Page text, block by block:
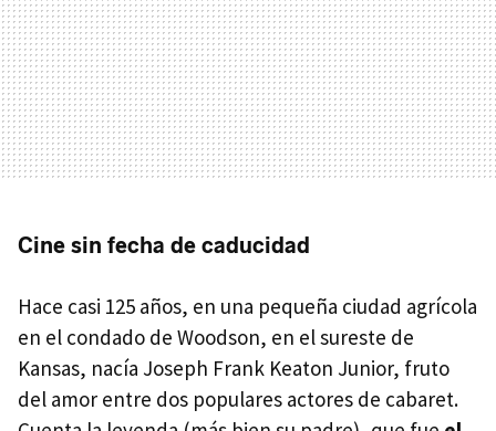
Cine sin fecha de caducidad
Hace casi 125 años, en una pequeña ciudad agrícola
en el condado de Woodson, en el sureste de
Kansas, nacía Joseph Frank Keaton Junior, fruto
del amor entre dos populares actores de cabaret.